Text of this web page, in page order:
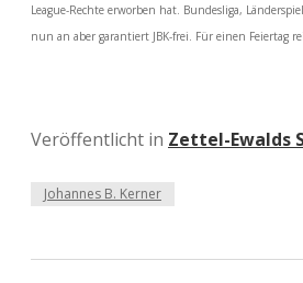
League-Rechte erworben hat. Bundesliga,
nun an aber garantiert JBK-frei. Für einen Feiertag
Veröffentlicht in Zettel-Ewalds
Johannes B. Kerner